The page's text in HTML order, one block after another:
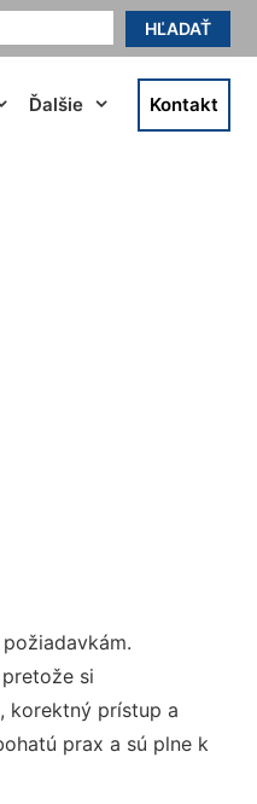
HĽADAŤ
Ďalšie Kontakt
si
korektný prístup a
prax a sú plne k